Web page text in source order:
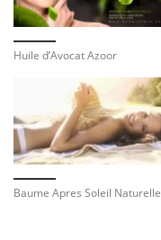
Huile d’Avocat Azoor
Baume Apres Soleil Naturelle